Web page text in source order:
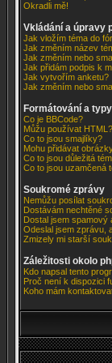
Okradli mě!
Vkládání a úpravy
Jak vložím téma do
Jak změním název
Jak změním nebo
Jak přidám podpis k
Jak vytvořím anketu?
Jak změním nebo
Formátování a
Co je BBCode?
Můžu používat HTML?
Co to jsou smajlíky?
Mohu přidávat
Co to jsou důležitá
Co to jsou uzamčená
Soukromé zprávy
Nemůžu posílat
Dostávám nechtěné
Dostal jsem spamový
Odeslal jsem zprávu,
Zmizely mi starší
Záležitosti okolo
Kdo napsal tento
Proč není k dispozici
Koho mám